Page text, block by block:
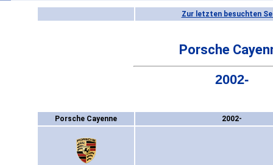
Zur letzten besuchten
Porsche
2002-
Porsche Cayenne 2002-